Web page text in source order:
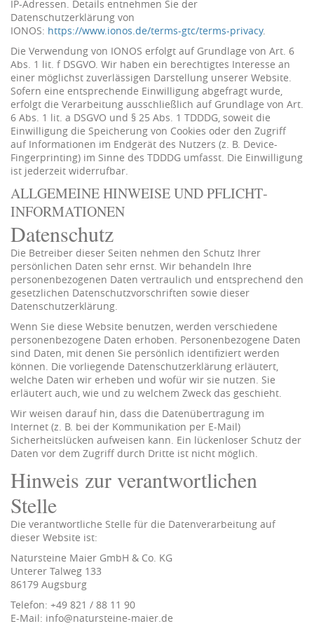
IP-Adressen. Details entnehmen Sie der
Datenschutzerklärung von
IONOS: https://www.ionos.de/terms-gtc/terms-privacy.
Die Verwendung von IONOS erfolgt auf Grundlage von Art. 6
Abs. 1 lit. f DSGVO. Wir haben ein berechtigtes Interesse an
einer möglichst zuverlässigen Darstellung unserer Website.
Sofern eine entsprechende Einwilligung abgefragt wurde,
erfolgt die Verarbeitung ausschließlich auf Grundlage von Art.
6 Abs. 1 lit. a DSGVO und § 25 Abs. 1 TDDDG, soweit die
Einwilligung die Speicherung von Cookies oder den Zugriff
auf Informationen im Endgerät des Nutzers (z. B. Device-
Fingerprinting) im Sinne des TDDDG umfasst. Die Einwilligung
ist jederzeit widerrufbar.
ALLGEMEINE HINWEISE UND PFLICHT­
INFORMATIONEN
Datenschutz
Die Betreiber dieser Seiten nehmen den Schutz Ihrer
persönlichen Daten sehr ernst. Wir behandeln Ihre
personenbezogenen Daten vertraulich und entsprechend den
gesetzlichen Datenschutzvorschriften sowie dieser
Datenschutzerklärung.
Wenn Sie diese Website benutzen, werden verschiedene
personenbezogene Daten erhoben. Personenbezogene Daten
sind Daten, mit denen Sie persönlich identifiziert werden
können. Die vorliegende Datenschutzerklärung erläutert,
welche Daten wir erheben und wofür wir sie nutzen. Sie
erläutert auch, wie und zu welchem Zweck das geschieht.
Wir weisen darauf hin, dass die Datenübertragung im
Internet (z. B. bei der Kommunikation per E-Mail)
Sicherheitslücken aufweisen kann. Ein lückenloser Schutz der
Daten vor dem Zugriff durch Dritte ist nicht möglich.
Hinweis zur verantwortlichen
Stelle
Die verantwortliche Stelle für die Datenverarbeitung auf
dieser Website ist:
Natursteine Maier GmbH & Co. KG
Unterer Talweg 133
86179 Augsburg
Telefon: +49 821 / 88 11 90
E-Mail: info@natursteine-maier.de